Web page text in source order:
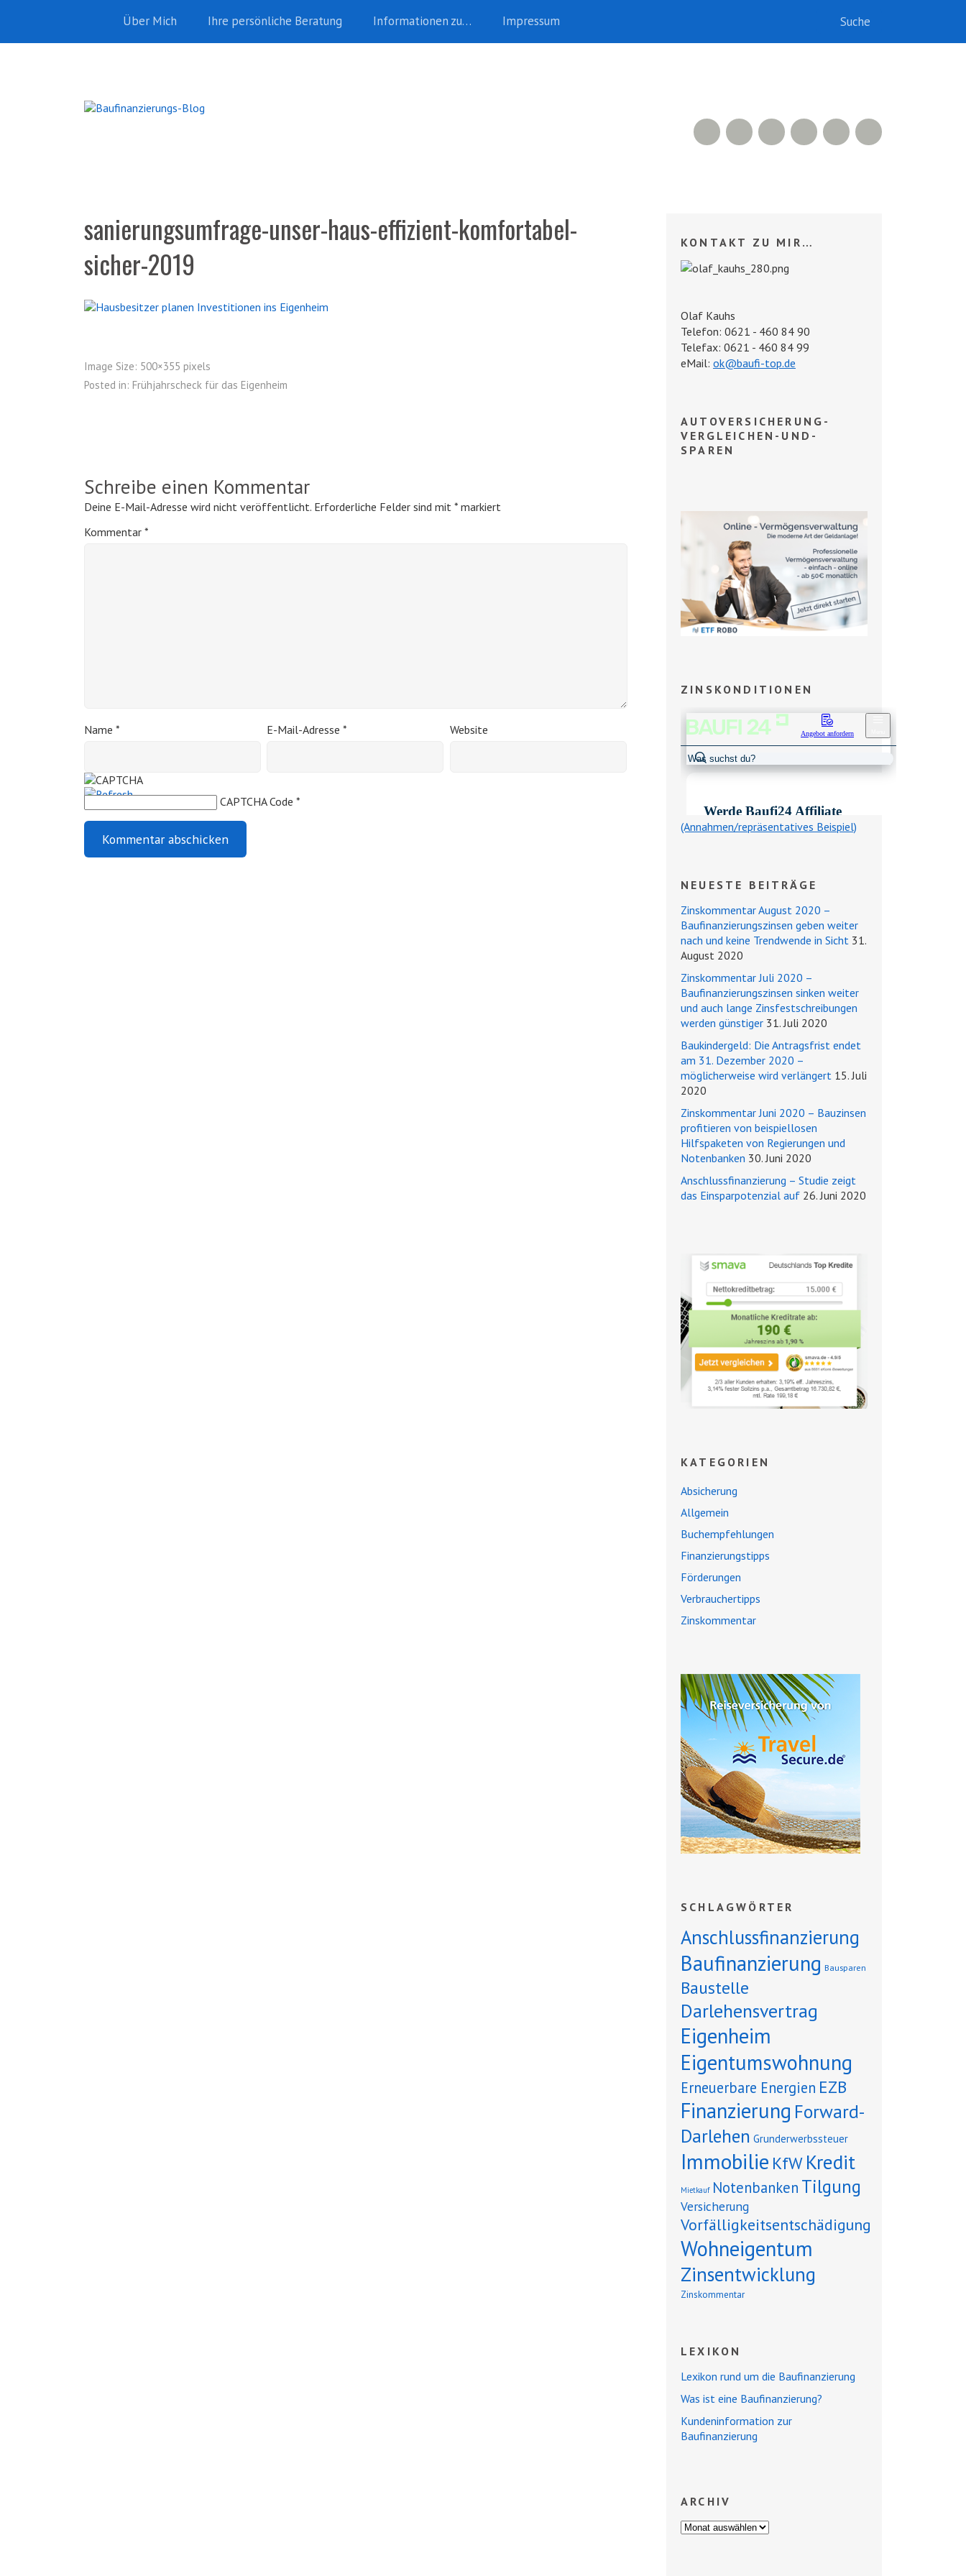
Über Mich Ihre persönliche Beratung Informationen zu… Impressum
Facebook
500px
LinkedIn
Xing
RSS Feed
sanierungsumfrage-unser-haus-effizient-komfortabel-
sicher-2019
Image Size: 500×355 pixels
Posted in: Frühjahrscheck für das Eigenheim
Schreibe einen Kommentar
Deine E-Mail-Adresse wird nicht veröffentlicht. Erforderliche Felder sind mit * markiert
Kommentar *
Name * E-Mail-Adresse* Website
CAPTCHA Code *
KONTAKT ZU MIR…
Olaf Kauhs
Telefon: 0621 - 460 84 90
Telefax: 0621 - 460 84 99
eMail: ok@baufi-top.de
AUTOVERSICHERUNG-
VERGLEICHEN-UND-
SPAREN
ZINSKONDITIONEN
(Annahmen/repräsentatives Beispiel)
NEUESTE BEITRÄGE
Zinskommentar August 2020 –
Baufinanzierungszinsen geben weiter
nach und keine Trendwende in Sicht 31.
August 2020
Zinskommentar Juli 2020 –
Baufinanzierungszinsen sinken weiter
und auch lange Zinsfestschreibungen
werden günstiger 31. Juli 2020
Baukindergeld: Die Antragsfrist endet
am 31. Dezember 2020 –
möglicherweise wird verlängert 15. Juli
2020
Zinskommentar Juni 2020 – Bauzinsen
profitieren von beispiellosen
Hilfspaketen von Regierungen und
Notenbanken 30. Juni 2020
Anschlussfinanzierung – Studie zeigt
das Einsparpotenzial auf 26. Juni 2020
KATEGORIEN
Absicherung
Allgemein
Buchempfehlungen
Finanzierungstipps
Förderungen
Verbrauchertipps
Zinskommentar
SCHLAGWÖRTER
Anschlussfinanzierung
Baufinanzierung Bausparen
Baustelle
Darlehensvertrag
Eigenheim
Eigentumswohnung
Erneuerbare Energien EZB
Finanzierung Forward-
Darlehen Grunderwerbssteuer
Immobilie KfWKredit
Mietkauf Notenbanken Tilgung
Versicherung
Vorfälligkeitsentschädigung
Wohneigentum
Zinsentwicklung
Zinskommentar
LEXIKON
Lexikon rund um die Baufinanzierung
Was ist eine Baufinanzierung?
Kundeninformation zur
Baufinanzierung
ARCHIV